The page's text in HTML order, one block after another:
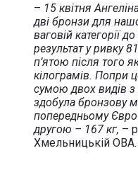
– 15 квітня
дві бронзи для
ваговій категорії
результат у ривку
п’ятою після того
кілограмів. Попри
сумою двох видів
здобула бронзову
попередньому
другою – 167 кг, –
Хмельницькій ОВА.